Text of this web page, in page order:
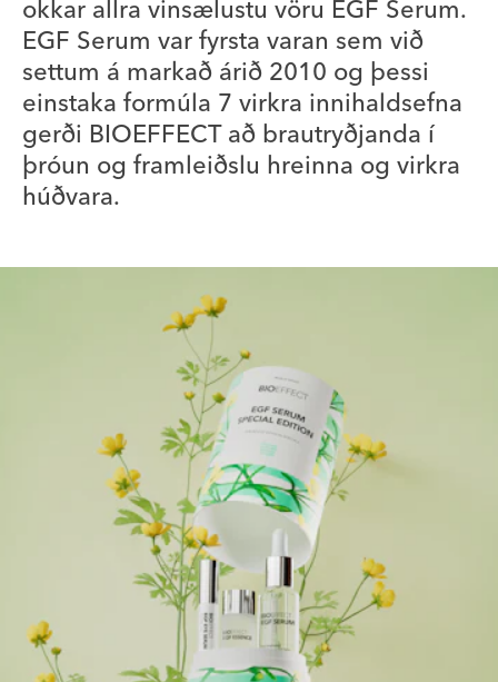
okkar allra vinsælustu vöru EGF Serum.
EGF Serum var fyrsta varan sem við
settum á markað árið 2010 og þessi
einstaka formúla 7 virkra innihaldsefna
gerði BIOEFFECT að brautryðjanda í
þróun og framleiðslu hreinna og virkra
húðvara.